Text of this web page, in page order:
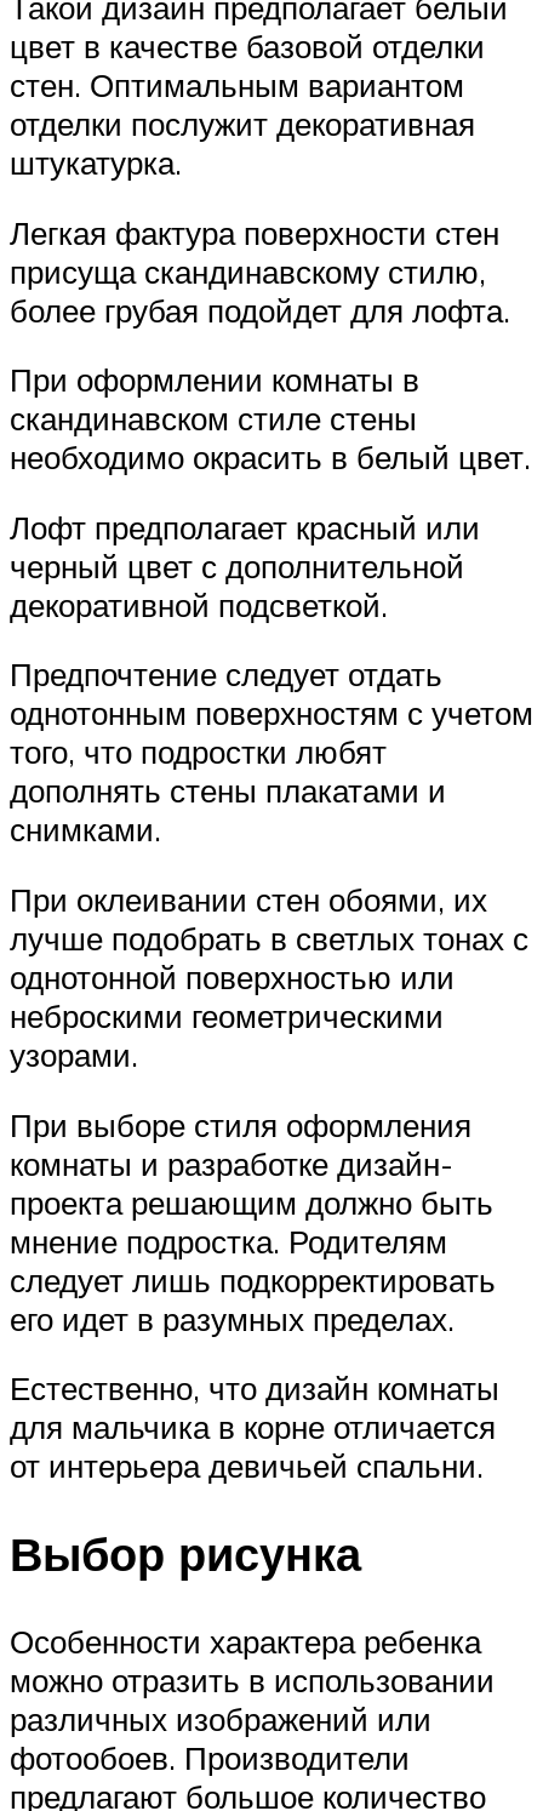
цвет в качестве базовой отделки
стен. Оптимальным вариантом
отделки послужит декоративная
штукатурка.
Легкая фактура поверхности стен
присуща скандинавскому стилю,
более грубая подойдет для лофта.
При оформлении комнаты в
скандинавском стиле стены
необходимо окрасить в белый цвет.
Лофт предполагает красный или
черный цвет с дополнительной
декоративной подсветкой.
Предпочтение следует отдать
однотонным поверхностям с учетом
того, что подростки любят
дополнять стены плакатами и
снимками.
При оклеивании стен обоями, их
лучше подобрать в светлых тонах с
однотонной поверхностью или
неброскими геометрическими
узорами.
При выборе стиля оформления
комнаты и разработке дизайн-
проекта решающим должно быть
мнение подростка. Родителям
следует лишь подкорректировать
его идет в разумных пределах.
Естественно, что дизайн комнаты
для мальчика в корне отличается
от интерьера девичьей спальни.
Выбор рисунка
Особенности характера ребенка
можно отразить в использовании
различных изображений или
фотообоев. Производители
предлагают большое количество